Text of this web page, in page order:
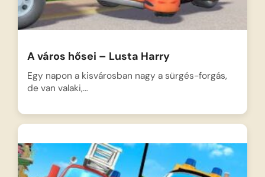
A város hősei – Lusta Harry
Egy napon a kisvárosban nagy a sürgés-forgás,
de van valaki,…